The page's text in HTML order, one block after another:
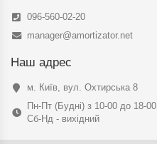
096-560-02-20
manager@amortizator.net
Наш адрес
м. Київ, вул. Охтирська 8
Пн-Пт (Будні) з 10-00 до 18-00
Сб-Нд - вихідний